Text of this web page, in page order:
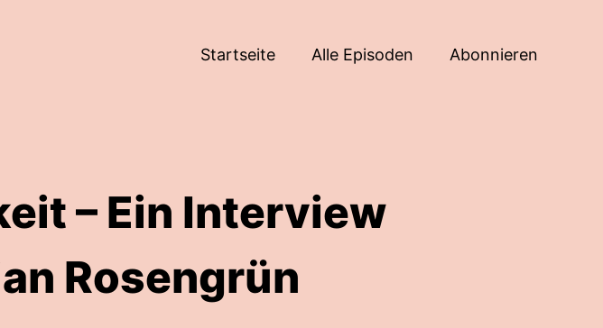
Startseite Alle Episoden Abonnieren
– Ein Interview
Rosengrün